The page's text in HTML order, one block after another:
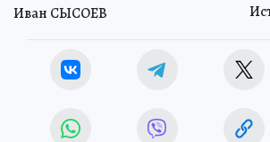
Иван СЫСОЕВ